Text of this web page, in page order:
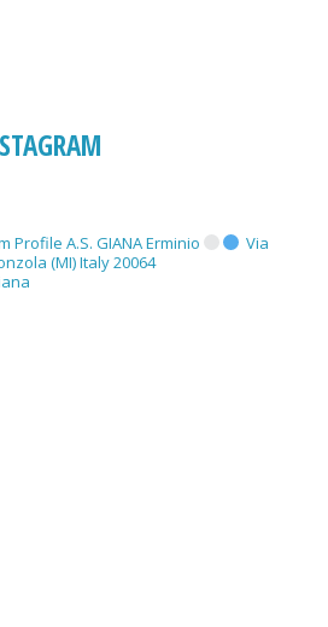
Profile A.S. GIANA Erminio
Via
(MI) Italy 20064